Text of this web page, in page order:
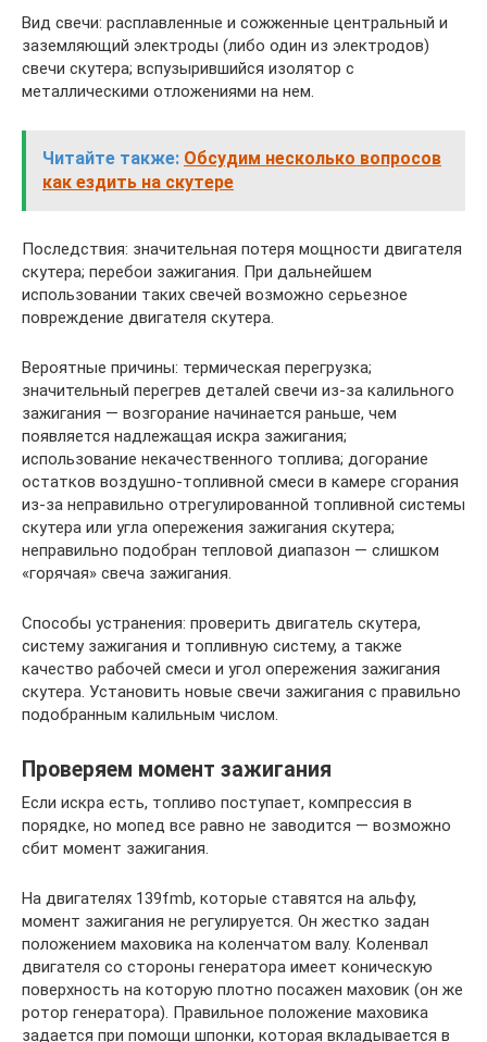
Вид свечи: расплавленные и сожженные центральный и
заземляющий электроды (либо один из электродов)
свечи скутера; вспузырившийся изолятор с
металлическими отложениями на нем.
Читайте также: Обсудим несколько вопросов
как ездить на скутере
Последствия: значительная потеря мощности двигателя
скутера; перебои зажигания. При дальнейшем
использовании таких свечей возможно серьезное
повреждение двигателя скутера.
Вероятные причины: термическая перегрузка;
значительный перегрев деталей свечи из-за калильного
зажигания — возгорание начинается раньше, чем
появляется надлежащая искра зажигания;
использование некачественного топлива; догорание
остатков воздушно-топливной смеси в камере сгорания
из-за неправильно отрегулированной топливной системы
скутера или угла опережения зажигания скутера;
неправильно подобран тепловой диапазон — слишком
«горячая» свеча зажигания.
Способы устранения: проверить двигатель скутера,
систему зажигания и топливную систему, а также
качество рабочей смеси и угол опережения зажигания
скутера. Установить новые свечи зажигания с правильно
подобранным калильным числом.
Проверяем момент зажигания
Если искра есть, топливо поступает, компрессия в
порядке, но мопед все равно не заводится — возможно
сбит момент зажигания.
На двигателях 139fmb, которые ставятся на альфу,
момент зажигания не регулируется. Он жестко задан
положением маховика на коленчатом валу. Коленвал
двигателя со стороны генератора имеет коническую
поверхность на которую плотно посажен маховик (он же
ротор генератора). Правильное положение маховика
задается при помощи шпонки, которая вкладывается в